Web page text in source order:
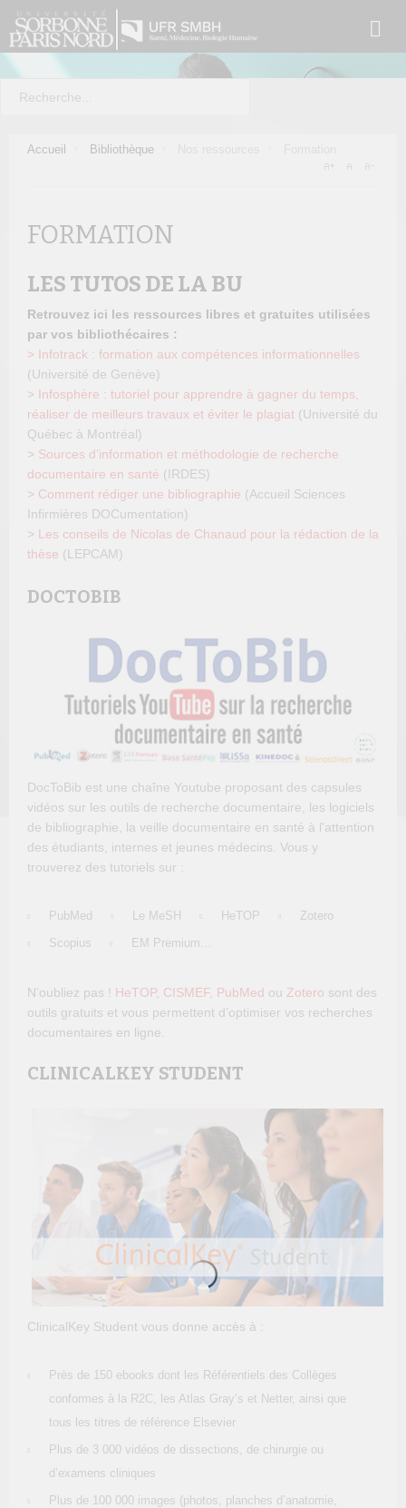
Accueil Bibliothèque
FORMATION
LES TUTOS DE LA BU
Retrouvez ici les ressources libres et gratuites utilisées
par vos bibliothécaires :
> Infotrack : formation aux compétences informationnelles
(Université de Genève)
> Infosphère : tutoriel pour apprendre à gagner du temps,
réaliser de meilleurs travaux et éviter le plagiat (Université du
Québec à Montréal)
> Sources d’information et méthodologie de recherche
documentaire en santé (IRDES)
> Comment rédiger une bibliographie (Accueil Sciences
Infirmières DOCumentation)
> Les conseils de Nicolas de Chanaud pour la rédaction de la
thèse (LEPCAM)
DOCTOBIB
DocToBib est une chaîne Youtube proposant des capsules
vidéos sur les outils de recherche documentaire, les logiciels
de bibliographie, la veille documentaire en santé à l'attention
des étudiants, internes et jeunes médecins. Vous y
trouverez des tutoriels sur :
PubMed Le MeSH HeTOP
Zotero
Scopius
EM Premium…
N’oubliez pas ! HeTOP, CISMEF, PubMed ou Zotero sont des
outils gratuits et vous permettent d’optimiser vos recherches
documentaires en ligne.
CLINICALKEY STUDENT
ClinicalKey Student vous donne accès à :
Près de 150 ebooks dont les Référentiels des Collèges
conformes à la R2C, les Atlas Gray’s et Netter, ainsi que
tous les titres de référence Elsevier
Plus de 3 000 vidéos de dissections, de chirurgie ou
d’examens cliniques
Plus de 100 000 images (photos, planches d’anatomie,